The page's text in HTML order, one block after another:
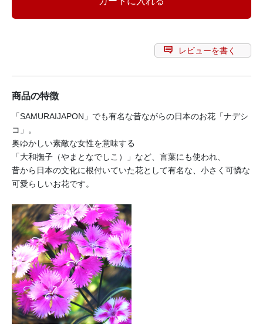
レビューを書く
商品の特徴
「SAMURAIJAPON」でも有名な昔ながらの日本のお花「ナデシ
コ」。
奥ゆかしい素敵な女性を意味する
「大和撫子（やまとなでしこ）」など、言葉にも使われ、
昔から日本の文化に根付いていた花として有名な、小さく可憐な
可愛らしいお花です。